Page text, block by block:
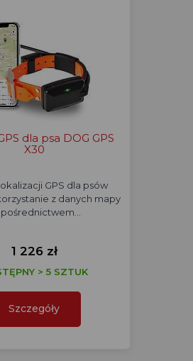
dla psa DOG GPS
X30
GPS dla psów
z danych mapy
pośrednictwem…
1 226 zł
> 5 SZTUK
Szczegóły